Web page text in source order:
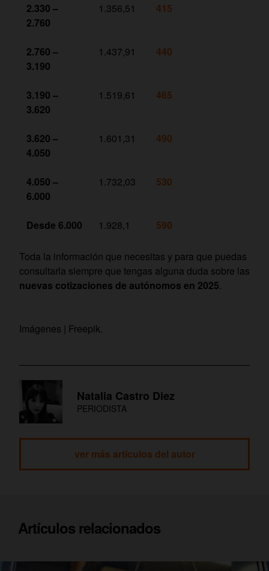
2.330 –
2.760
1.356,51 415
2.760 –
3.190
1.437,91 440
3.190 –
3.620
1.519,61 465
3.620 –
4.050
1.601,31 490
4.050 –
6.000
1.732,03 530
Desde 6.000 1.928,1 590
Toda la información que necesitas y para que puedas
consultarla siempre que tengas alguna duda sobre las
nuevas cotizaciones de autónomos en 2025.
Imágenes | Freepik.
Natalia Castro Diez
PERIODISTA
ver más artículos del autor
Artículos relacionados